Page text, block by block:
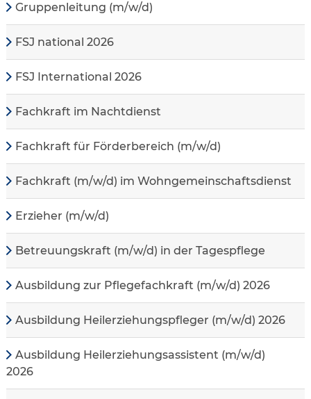
Gruppenleitung (m/w/d)
FSJ national 2026
FSJ International 2026
Fachkraft im Nachtdienst
Fachkraft für Förderbereich (m/w/d)
Fachkraft (m/w/d) im Wohngemeinschaftsdienst
Erzieher (m/w/d)
Betreuungskraft (m/w/d) in der Tagespflege
Ausbildung zur Pflegefachkraft (m/w/d) 2026
Ausbildung Heilerziehungspfleger (m/w/d) 2026
Ausbildung Heilerziehungsassistent (m/w/d)
2026